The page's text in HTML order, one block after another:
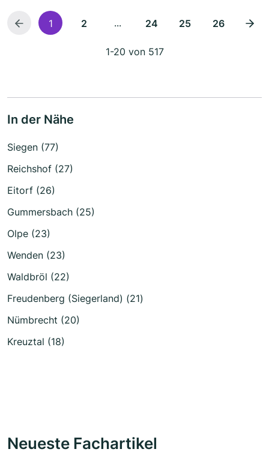
1 2 ... 24 25 26
1-20 von 517
In der Nähe
Siegen (77)
Reichshof (27)
Eitorf (26)
Gummersbach (25)
Olpe (23)
Wenden (23)
Waldbröl (22)
Freudenberg (Siegerland) (21)
Nümbrecht (20)
Kreuztal (18)
Neueste Fachartikel